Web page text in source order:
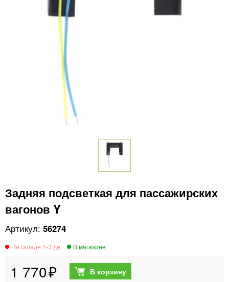
Задняя подсветкая для пассажирских
вагонов Y
56274
1 770